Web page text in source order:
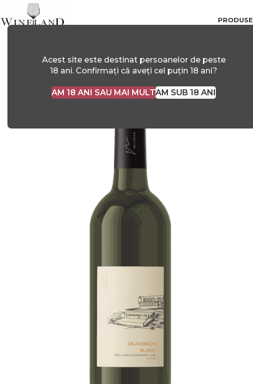
Acest site este destinat persoanelor de peste
18 ani. Confirmați că aveți cel puțin 18 ani?
AM 18 ANI SAU MAI MULTAM SUB 18 ANI
PRODUSE